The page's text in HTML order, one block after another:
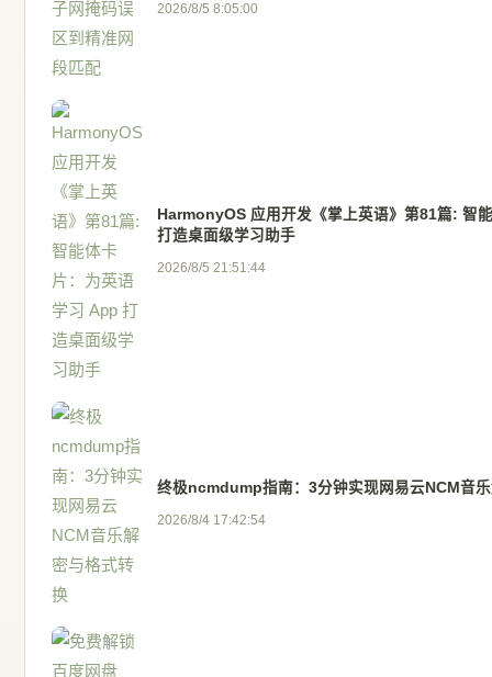
2026/8/5 8:05:00
HarmonyOS 应用开发《掌上英语》第81篇: 智
打造桌面级学习助手
2026/8/5 21:51:44
终极ncmdump指南：3分钟实现网易云NCM音
2026/8/4 17:42:54